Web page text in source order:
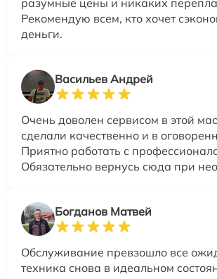
разумные цены и никаких
Рекомендую всем, кто хочет
деньги.
Васильев Андрей
Очень доволен сервисом в этой
сделали качественно и в
Приятно работать с
Обязательно вернусь сюда при
Богданов Матвей
Обслуживание превзошло все
техника снова в идеальном